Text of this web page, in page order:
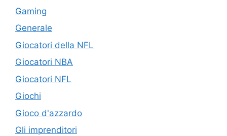
Gaming
Generale
Giocatori della NFL
Giocatori NBA
Giocatori NFL
Giochi
Gioco d'azzardo
Gli imprenditori